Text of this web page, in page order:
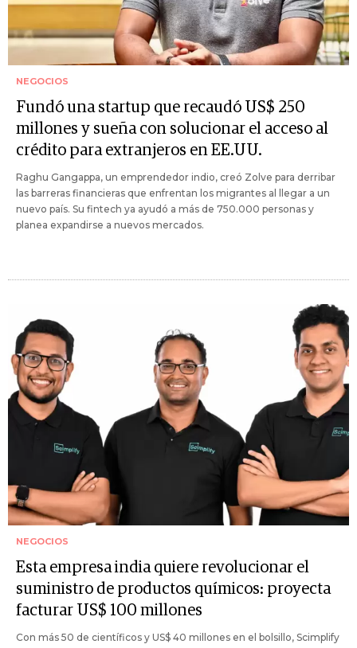
NEGOCIOS
Fundó una startup que recaudó US$ 250
millones y sueña con solucionar el acceso al
crédito para extranjeros en EE.UU.
Raghu Gangappa, un emprendedor indio, creó Zolve para derribar
las barreras financieras que enfrentan los migrantes al llegar a un
nuevo país. Su fintech ya ayudó a más de 750.000 personas y
planea expandirse a nuevos mercados.
NEGOCIOS
Esta empresa india quiere revolucionar el
suministro de productos químicos: proyecta
facturar US$ 100 millones
Con más 50 de científicos y US$ 40 millones en el bolsillo, Scimplify